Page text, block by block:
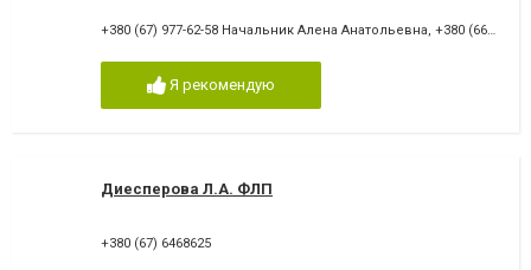
+380 (67) 977-62-58 Начальник Алена Анатольевна, +380 (66) 214-17-67
Я рекомендую
Диесперова Л.А. ФЛП
+380 (67) 6468625